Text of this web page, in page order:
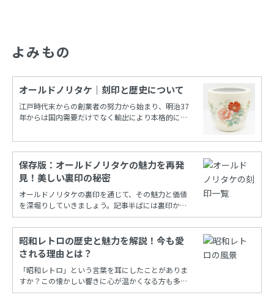
よみもの
オールドノリタケ｜刻印と歴史について
江戸時代末からの創業者の努力から始まり、明治37
年からは国内需要だけでなく輸出により本格的に栄
保存版：オールドノリタケの魅力を再発
見！美しい裏印の秘密
オールドノリタケの裏印を通じて、その魅力と価値
を深堀りしていきましょう。記事半ばには裏印から
年代を調べることができる保存版一覧もあります！
昭和レトロの歴史と魅力を解説！今も愛
される理由とは？
「昭和レトロ」という言葉を耳にしたことがありま
すか？この懐かしい響きに心が温かくなる方も多い
でしょう。昭和時代の風情を再現し、今も多くの